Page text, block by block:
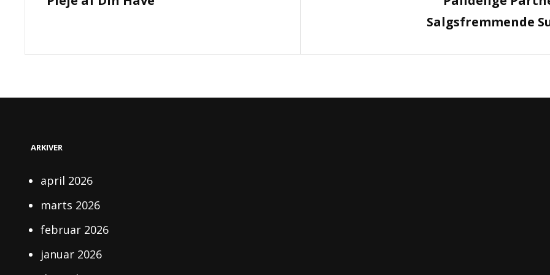
Salgsfremmende
ARKIVER
april 2026
marts 2026
februar 2026
januar 2026